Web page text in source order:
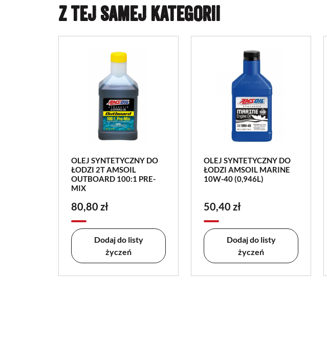
Z TEJ SAMEJ KATEGORII
OLEJ SYNTETYCZNY DO
ŁODZI 2T AMSOIL
OUTBOARD 100:1 PRE-
MIX
80,80 zł
Dodaj do listy
życzeń
OLEJ SYNTETYCZNY DO
ŁODZI AMSOIL MARINE
10W-40 (0,946L)
50,40 zł
Dodaj do listy
życzeń